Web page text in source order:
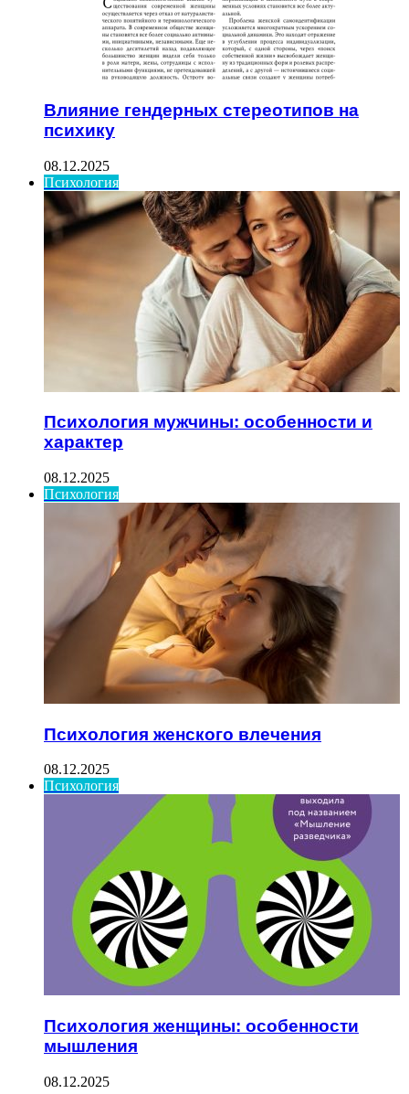
Влияние гендерных стереотипов на
психику
08.12.2025
Психология
Психология мужчины: особенности и
характер
08.12.2025
Психология
Психология женского влечения
08.12.2025
Психология
Психология женщины: особенности
мышления
08.12.2025